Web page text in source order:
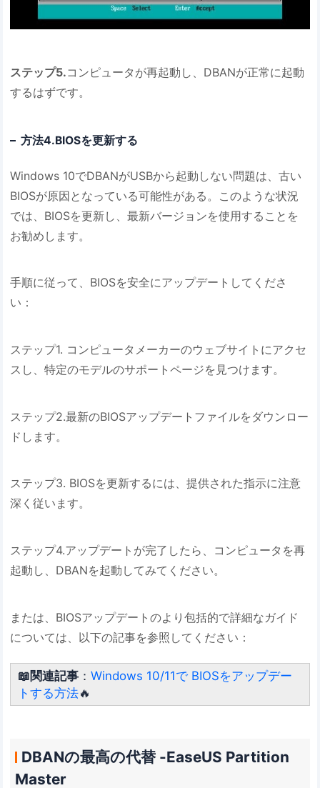
ステップ5.コンピュータが再起動し、DBANが正常に起動
するはずです。
方法4.BIOSを更新する
Windows 10でDBANがUSBから起動しない問題は、古い
BIOSが原因となっている可能性がある。このような状況
では、BIOSを更新し、最新バージョンを使用することを
お勧めします。
手順に従って、BIOSを安全にアップデートしてくださ
い：
ステップ1. コンピュータメーカーのウェブサイトにアクセ
スし、特定のモデルのサポートページを見つけます。
ステップ2.最新のBIOSアップデートファイルをダウンロー
ドします。
ステップ3. BIOSを更新するには、提供された指示に注意
深く従います。
ステップ4.アップデートが完了したら、コンピュータを再
起動し、DBANを起動してみてください。
または、BIOSアップデートのより包括的で詳細なガイド
については、以下の記事を参照してください：
📖関連記事 ：Windows 10/11で BIOSをアップデー
トする方法🔥
DBANの最高の代替 -EaseUS Partition
Master